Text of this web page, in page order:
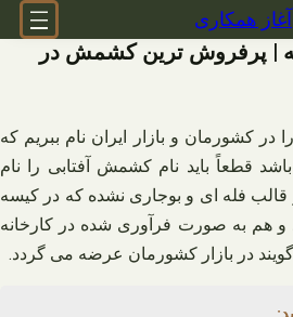
آغاز همکاری
| پرفروش ترین کشمش در
کشورمان و بازار ایران نام ببریم که
قطعاً باید نام کشمش آفتابی را نام
فله‌ ای و بوجاری نشده که در کیسه
هم به صورت فرآوری شده در کارخانه
در بازار کشورمان عرضه می‌ گردد.